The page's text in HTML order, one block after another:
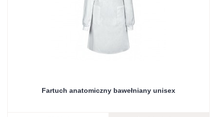
Fartuch anatomiczny bawełniany unisex